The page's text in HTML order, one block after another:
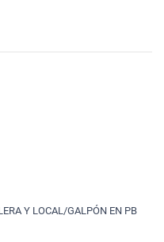
Y LOCAL/GALPÓN EN PB